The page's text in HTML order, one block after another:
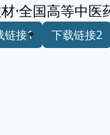
·全国高等中
链接1 下载链接2